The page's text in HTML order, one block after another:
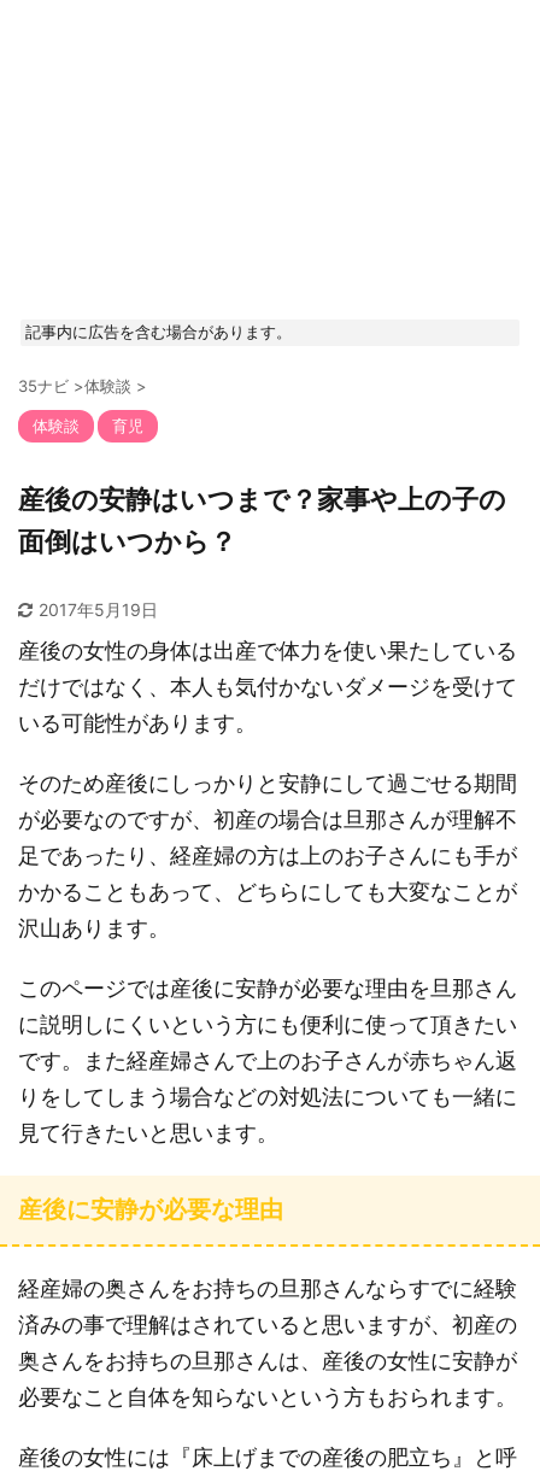
記事内に広告を含む場合があります。
35ナビ >体験談 >
体験談 育児
産後の安静はいつまで？家事や上の子の
面倒はいつから？
2017年5月19日
産後の女性の身体は出産で体力を使い果たしている
だけではなく、本人も気付かないダメージを受けて
いる可能性があります。
そのため産後にしっかりと安静にして過ごせる期間
が必要なのですが、初産の場合は旦那さんが理解不
足であったり、経産婦の方は上のお子さんにも手が
かかることもあって、どちらにしても大変なことが
沢山あります。
このページでは産後に安静が必要な理由を旦那さん
に説明しにくいという方にも便利に使って頂きたい
です。また経産婦さんで上のお子さんが赤ちゃん返
りをしてしまう場合などの対処法についても一緒に
見て行きたいと思います。
産後に安静が必要な理由
経産婦の奥さんをお持ちの旦那さんならすでに経験
済みの事で理解はされていると思いますが、初産の
奥さんをお持ちの旦那さんは、産後の女性に安静が
必要なこと自体を知らないという方もおられます。
産後の女性には『床上げまでの産後の肥立ち』と呼